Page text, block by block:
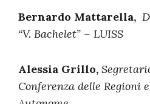
Bernardo Mattarella,
“V. Bachelet” – LUISS
Alessia Grillo,
Conferenza delle Regioni